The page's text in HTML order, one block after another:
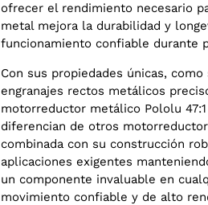
ofrecer el rendimiento necesario
metal mejora la durabilidad y
funcionamiento confiable durante
Con sus propiedades únicas,
engranajes rectos metálicos
motorreductor metálico Pololu
diferencian de otros
combinada con su construcción
aplicaciones exigentes
un componente invaluable en
movimiento confiable y de alto